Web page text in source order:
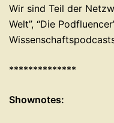
Wir sind Teil der
Welt”, “Die
**************
Shownotes: